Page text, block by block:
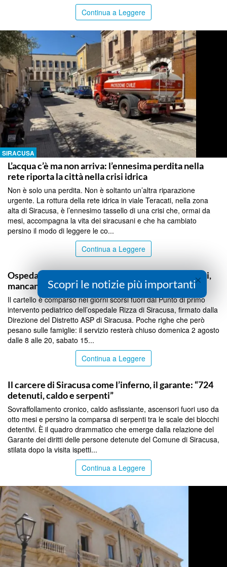
Continua a Leggere
SIRACUSA
L’acqua c’è ma non arriva: l’ennesima perdita nella
rete riporta la città nella crisi idrica
Non è solo una perdita. Non è soltanto un’altra riparazione
urgente. La rottura della rete idrica in viale Teracati, nella zona
alta di Siracusa, è l’ennesimo tassello di una crisi che, ormai da
mesi, accompagna la vita dei siracusani e che ha cambiato
persino il modo di leggere le co...
Continua a Leggere
Ospedale Rizza: punto pediatrico chiuso nei festivi,
mancano i medici
Il cartello è comparso nei giorni scorsi fuori dal Punto di primo
intervento pediatrico dell’ospedale Rizza di Siracusa, firmato dalla
Direzione del Distretto ASP di Siracusa. Poche righe che però
pesano sulle famiglie: il servizio resterà chiuso domenica 2 agosto
dalle 8 alle 20, sabato 15...
Continua a Leggere
Il carcere di Siracusa come l’inferno, il garante: “724
detenuti, caldo e serpenti”
Sovraffollamento cronico, caldo asfissiante, ascensori fuori uso da
otto mesi e persino la comparsa di serpenti tra le scale dei blocchi
detentivi. È il quadro drammatico che emerge dalla relazione del
Garante dei diritti delle persone detenute del Comune di Siracusa,
stilata dopo la visita ispetti...
Continua a Leggere
×
Scopri le notizie più importanti